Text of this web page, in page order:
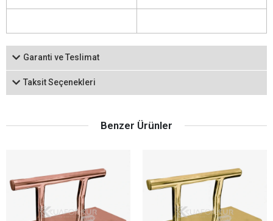
Garanti ve Teslimat
Taksit Seçenekleri
Benzer Ürünler